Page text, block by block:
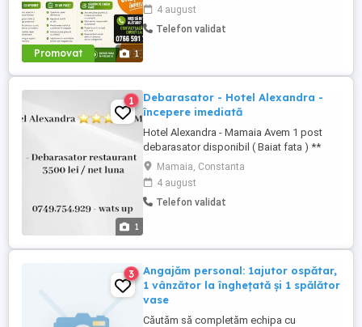
Promovat 1
energia bună și profesionalismul fac
echipă excelentă! Căutăm: Lucrător
comercial Casier Full-time Program în ture
4 august
Telefon validat
1
1
Debarasator - Hotel Alexandra -
începere imediată
Hotel Alexandra - Mamaia Avem 1 post
debarasator disponibil ( Baiat fata ) **
program de la 15.00 la 23.00 ( doar
schimbul 2 am nevoie ) ** forme legale de
munca ** salariul este de 3500 lei net ** nu
oferim cazare dorim sa angajam din
Mamaia, Constanta
4 august
Telefon validat
3
Angajăm personal: 1ajutor ospătar,
1 vânzător la înghețată și 1 spălător
vase
Căutăm să completăm echipa cu